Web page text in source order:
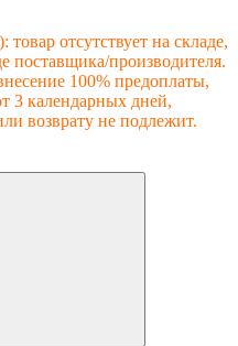
товар отсутствует на складе,
поставщика/производителя.
100% предоплаты,
3 календарных дней,
возврату не подлежит.